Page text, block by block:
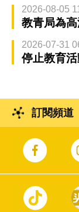
2026-08-05
教青局為
2026-07-31
停止教育
訂閱頻道